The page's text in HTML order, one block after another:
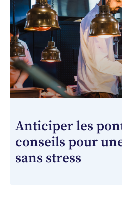
Anticiper les
conseils pour
sans stress